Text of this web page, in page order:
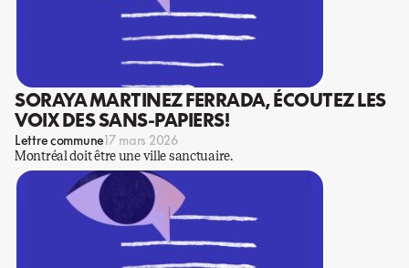
SORAYA MARTINEZ FERRADA, ÉCOUTEZ LES
VOIX DES SANS-PAPIERS!
Lettre commune17 mars 2026
Montréal doit être une ville sanctuaire.